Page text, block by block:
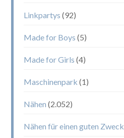
Linkpartys (92)
Made for Boys (5)
Made for Girls (4)
Maschinenpark (1)
Nähen (2.052)
Nähen für einen guten Zweck